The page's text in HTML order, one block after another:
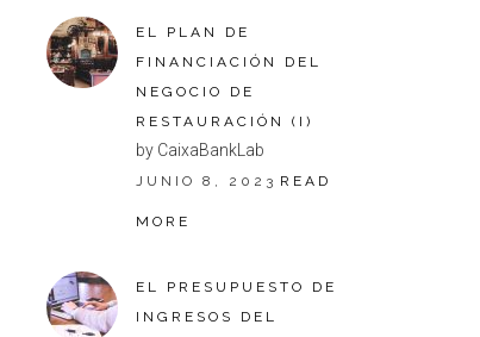
EL PLAN DE
FINANCIACIÓN DEL
NEGOCIO DE
RESTAURACIÓN (I)
by CaixaBankLab
JUNIO 8, 2023 READ
MORE
EL PRESUPUESTO DE
INGRESOS DEL